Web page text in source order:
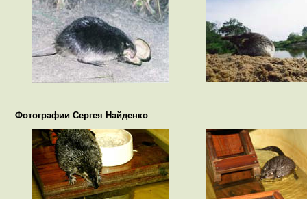
Фотографии Сергея Найденко